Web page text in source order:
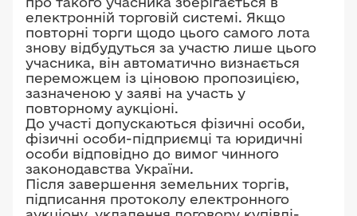
електронній торговій системі. Якщо
повторні торги щодо цього самого лота
знову відбудуться за участю лише цього
учасника, він автоматично визнається
переможцем із ціновою пропозицією,
зазначеною у заяві на участь у
повторному аукціоні.
До участі допускаються фізичні особи,
фізичні особи-підприємці та юридичні
особи відповідно до вимог чинного
законодавства України.
Після завершення земельних торгів,
підписання протоколу електронного